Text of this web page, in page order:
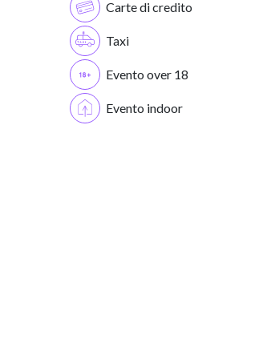
Carte di credito
Taxi
Evento over 18
Evento indoor